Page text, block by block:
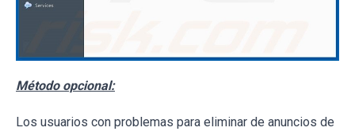
Método opcional:
Los usuarios con problemas para eliminar de anuncios de